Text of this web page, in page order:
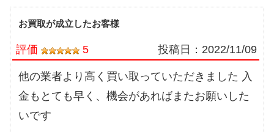
お買取が成立したお客様
評価 5 投稿日： 2022/11/09
他の業者より高く買い取っていただきました 入
金もとても早く、機会があればまたお願いした
いです